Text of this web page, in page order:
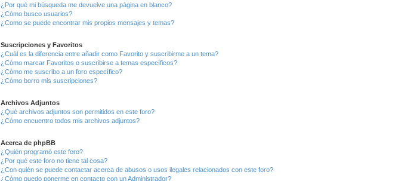
¿Por qué mi búsqueda me devuelve una página en blanco?
¿Cómo busco usuarios?
¿Como se puede encontrar mis propios mensajes y temas?
Suscripciones y Favoritos
¿Cuál es la diferencia entre añadir como Favorito y suscribirme a un tema?
¿Cómo marcar Favoritos o suscribirse a temas específicos?
¿Cómo me suscribo a un foro específico?
¿Cómo borro mis suscripciones?
Archivos Adjuntos
¿Qué archivos adjuntos son permitidos en este foro?
¿Cómo encuentro todos mis archivos adjuntos?
Acerca de phpBB
¿Quién programó este foro?
¿Por qué este foro no tiene tal cosa?
¿Con quién se puede contactar acerca de abusos o usos ilegales relacionados con este foro?
¿Cómo puedo ponerme en contacto con un Administrador?